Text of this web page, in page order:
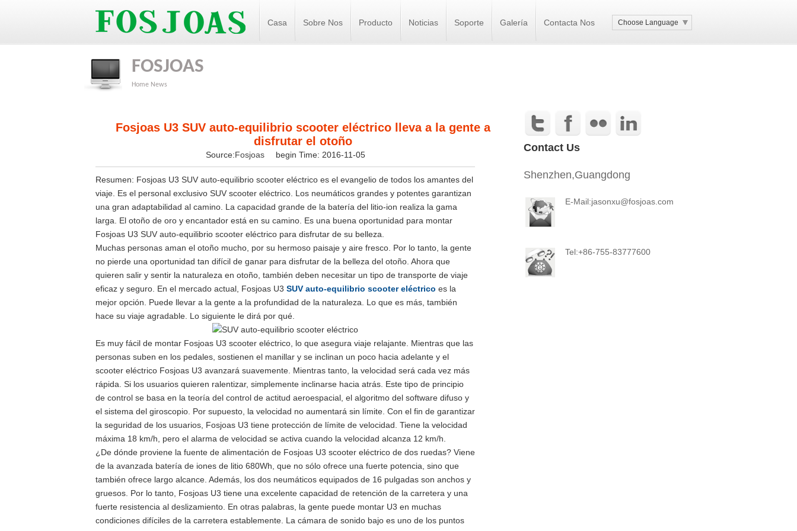
Casa Sobre Nos Producto Noticias Soporte Galería Contacta Nos Choose Language
FOSJOAS
Home News
Fosjoas U3 SUV auto-equilibrio scooter eléctrico lleva a la gente a
disfrutar el otoño
Source:Fosjoas begin Time: 2016-11-05
Resumen: Fosjoas U3 SUV auto-equilibrio scooter eléctrico es el evangelio de todos los amantes del
viaje. Es el personal exclusivo SUV scooter eléctrico. Los neumáticos grandes y potentes garantizan
una gran adaptabilidad al camino. La capacidad grande de la batería del litio-ion realiza la gama
larga. El otoño de oro y encantador está en su camino. Es una buena oportunidad para montar
Fosjoas U3 SUV auto-equilibrio scooter eléctrico para disfrutar de su belleza.
Muchas personas aman el otoño mucho, por su hermoso paisaje y aire fresco. Por lo tanto, la gente
no pierde una oportunidad tan difícil de ganar para disfrutar de la belleza del otoño. Ahora que
quieren salir y sentir la naturaleza en otoño, también deben necesitar un tipo de transporte de viaje
eficaz y seguro. En el mercado actual, Fosjoas U3 SUV auto-equilibrio scooter eléctrico es la
mejor opción. Puede llevar a la gente a la profundidad de la naturaleza. Lo que es más, también
hace su viaje agradable. Lo siguiente le dirá por qué.
Es muy fácil de montar Fosjoas U3 scooter eléctrico, lo que asegura viaje relajante. Mientras que las
personas suben en los pedales, sostienen el manillar y se inclinan un poco hacia adelante y el
scooter eléctrico Fosjoas U3 avanzará suavemente. Mientras tanto, la velocidad será cada vez más
rápida. Si los usuarios quieren ralentizar, simplemente inclinarse hacia atrás. Este tipo de principio
de control se basa en la teoría del control de actitud aeroespacial, el algoritmo del software difuso y
el sistema del giroscopio. Por supuesto, la velocidad no aumentará sin límite. Con el fin de garantizar
la seguridad de los usuarios, Fosjoas U3 tiene protección de límite de velocidad. Tiene la velocidad
máxima 18 km/h, pero el alarma de velocidad se activa cuando la velocidad alcanza 12 km/h.
¿De dónde proviene la fuente de alimentación de Fosjoas U3 scooter eléctrico de dos ruedas? Viene
de la avanzada batería de iones de litio 680Wh, que no sólo ofrece una fuerte potencia, sino que
también ofrece largo alcance. Además, los dos neumáticos equipados de 16 pulgadas son anchos y
gruesos. Por lo tanto, Fosjoas U3 tiene una excelente capacidad de retención de la carretera y una
fuerte resistencia al deslizamiento. En otras palabras, la gente puede montar U3 en muchas
condiciones difíciles de la carretera establemente. La cámara de sonido bajo es uno de los puntos
Contact Us
Shenzhen,Guangdong
E-Mail:jasonxu@fosjoas.com
Tel:+86-755-83777600